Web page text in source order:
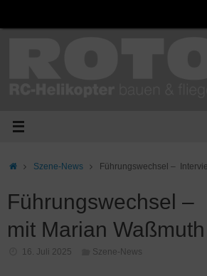
StartSzene-News Führungswechsel –
Führungswechsel –
mit Marian Waßmuth
16. Juli 2025 Szene-News